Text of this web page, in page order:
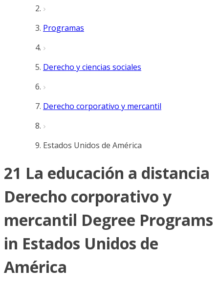
Programas
Derecho y ciencias sociales
Derecho corporativo y mercantil
Estados Unidos de América
21 La educación a distancia
Derecho corporativo y
mercantil Degree Programs
in Estados Unidos de
América